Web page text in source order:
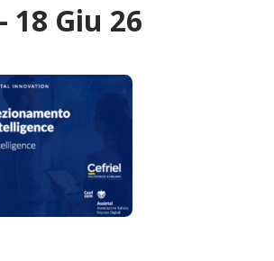
18 Giu 26